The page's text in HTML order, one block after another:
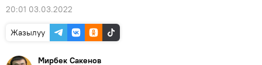
20:01 03.03.2022
Жазылуу
Мирбек Сакенов